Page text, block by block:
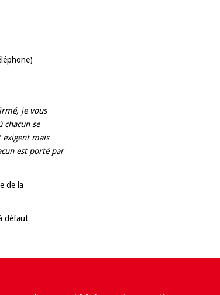
je vous
chacun se
exigent mais
est porté par
de la
défaut